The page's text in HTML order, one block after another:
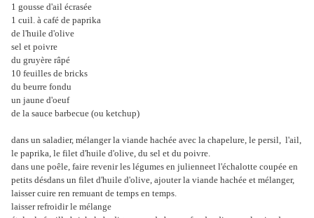
1 gousse d'ail écrasée
1 cuil. à café de paprika
de l'huile d'olive
sel et poivre
du gruyère râpé
10 feuilles de bricks
du beurre fondu
un jaune d'oeuf
de la sauce barbecue (ou ketchup)
dans un saladier, mélanger la viande hachée avec la chapelure, le persil, l'ail,
le paprika, le filet d'huile d'olive, du sel et du poivre.
dans une poêle, faire revenir les légumes en julienneet l'échalotte coupée en
petits désdans un filet d'huile d'olive, ajouter la viande hachée et mélanger,
laisser cuire ren remuant de temps en temps.
laisser refroidir le mélange